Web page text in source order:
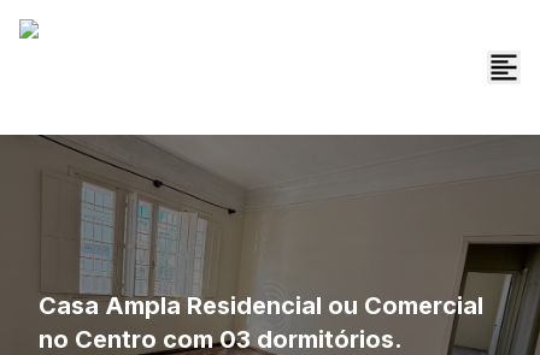
Casa Ampla Residencial ou Comercial
no Centro com 03 dormitórios.